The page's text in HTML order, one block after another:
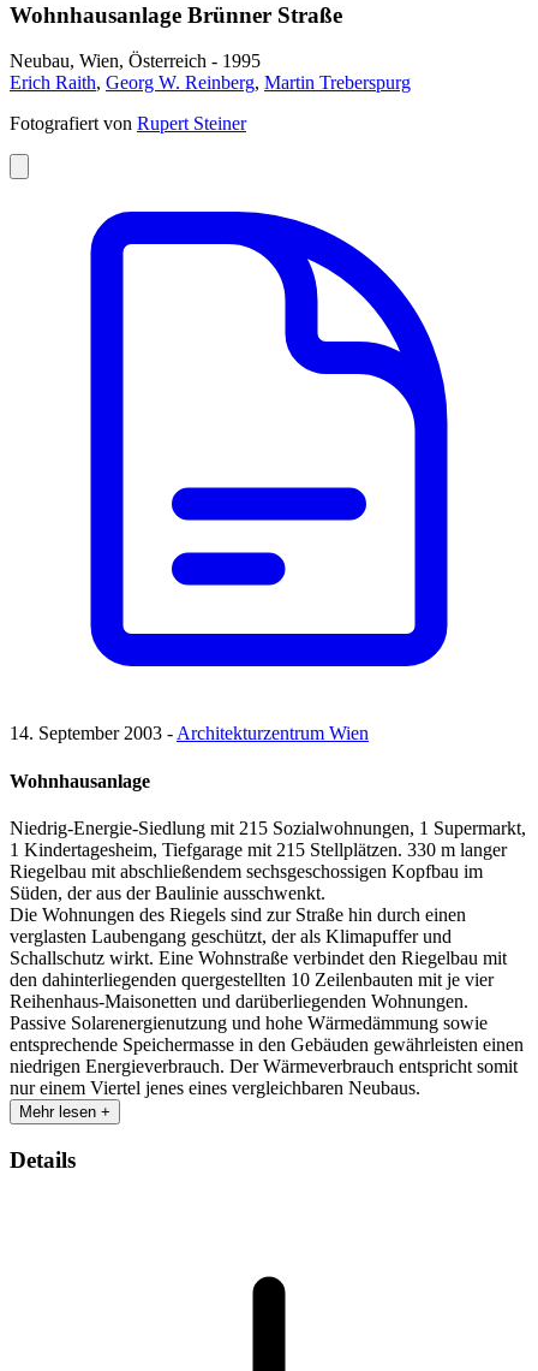
Wohnhausanlage Brünner Straße
Neubau, Wien, Österreich - 1995
Erich Raith, Georg W. Reinberg, Martin Treberspurg
Fotografiert von Rupert Steiner
14. September 2003 -Architekturzentrum Wien
Wohnhausanlage
Niedrig-Energie-Siedlung mit 215 Sozialwohnungen, 1 Supermarkt,
1 Kindertagesheim, Tiefgarage mit 215 Stellplätzen. 330 m langer
Riegelbau mit abschließendem sechsgeschossigen Kopfbau im
Süden, der aus der Baulinie ausschwenkt.
Die Wohnungen des Riegels sind zur Straße hin durch einen
verglasten Laubengang geschützt, der als Klimapuffer und
Schallschutz wirkt. Eine Wohnstraße verbindet den Riegelbau mit
den dahinterliegenden quergestellten 10 Zeilenbauten mit je vier
Reihenhaus-Maisonetten und darüberliegenden Wohnungen.
Passive Solarenergienutzung und hohe Wärmedämmung sowie
entsprechende Speichermasse in den Gebäuden gewährleisten einen
niedrigen Energieverbrauch. Der Wärmeverbrauch entspricht somit
nur einem Viertel jenes eines vergleichbaren Neubaus.
Mehr lesen +
Details